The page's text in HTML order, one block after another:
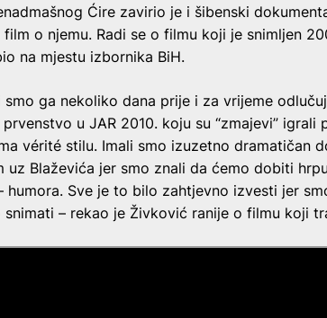
Ćire zavirio je i šibenski
film o njemu. Radi se o filmu koji je snimljen
na mjestu izbornika BiH.
smo ga nekoliko dana prije i za vrijeme
u JAR 2010. koju su “zmajevi” igrali
vérité stilu. Imali smo izuzetno dramatičan
uz Blaževića jer smo znali da ćemo dobiti
humora. Sve je to bilo zahtjevno izvesti jer
snimati – rekao je Živković ranije o filmu koji